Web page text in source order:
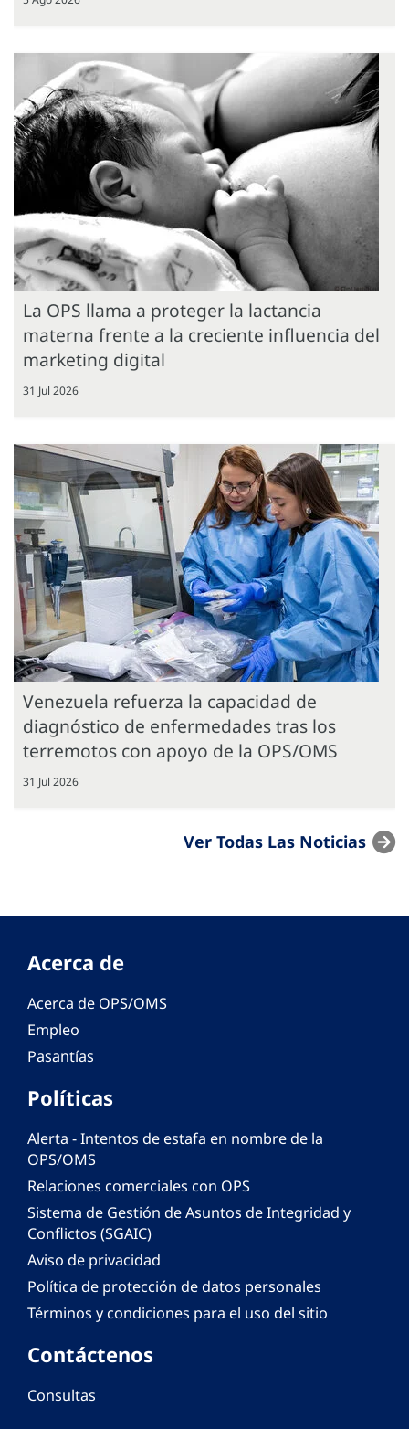
La OPS llama a proteger la lactancia
materna frente a la creciente influencia del
marketing digital
31 Jul 2026
Venezuela refuerza la capacidad de
diagnóstico de enfermedades tras los
terremotos con apoyo de la OPS/OMS
31 Jul 2026
Ver Todas Las Noticias
Acerca de
Acerca de OPS/OMS
Empleo
Pasantías
Políticas
Alerta - Intentos de estafa en nombre de la
OPS/OMS
Relaciones comerciales con OPS
Sistema de Gestión de Asuntos de Integridad y
Conflictos (SGAIC)
Aviso de privacidad
Política de protección de datos personales
Términos y condiciones para el uso del sitio
Contáctenos
Consultas